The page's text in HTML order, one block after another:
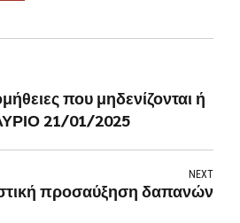
που μηδενίζονται ή
21/01/2025
NEXT
προσαύξηση δαπανών